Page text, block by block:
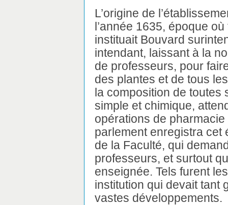
L’origine de
l’année 1635, époque
instituait Bouvard
intendant, laissant à la
de professeurs, pour
des plantes et de tous
la composition de toutes
simple et chimique,
opérations de
parlement enregistra cet
de la Faculté, qui
professeurs, et surtout
enseignée. Tels furent
institution qui devait tant
vastes développements.